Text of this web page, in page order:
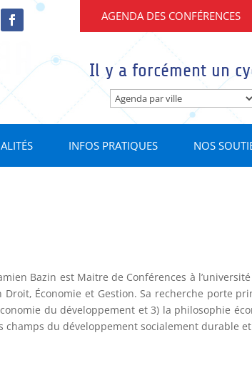
AGENDA DES CONFÉRENCES
Il y a forcément un
INFOS PRATIQUES NOS
Bazin est Maitre de Conférences à
Droit, Économie et Gestion. Sa recherche porte
du développement et 3) la philosophie
champs du développement socialement durable